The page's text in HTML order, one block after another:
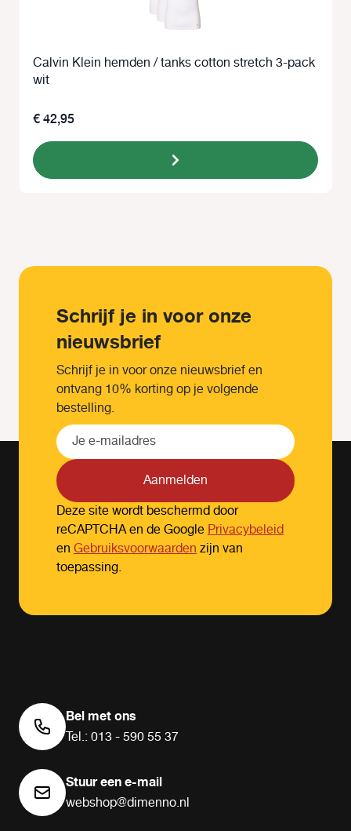
Calvin Klein hemden / tanks cotton stretch 3-pack
wit
€ 42,95
Schrijf je in voor onze
nieuwsbrief
Schrijf je in voor onze nieuwsbrief en
ontvang 10% korting op je volgende
bestelling.
Aanmelden
Deze site wordt beschermd door
reCAPTCHA en de GooglePrivacybeleid
en Gebruiksvoorwaardenzijn van
toepassing.
Bel met ons
Tel.: 013 - 590 55 37
Stuur een e-mail
webshop@dimenno.nl